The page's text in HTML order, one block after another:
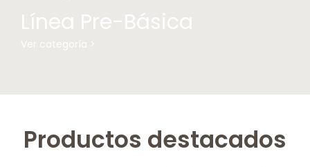
Línea Pre-Básica
Ver categoría >
Productos destacados